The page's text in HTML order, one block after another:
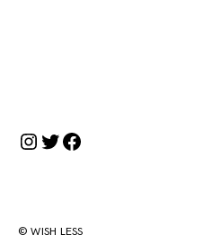
Instagram
Twitter
Facebook
© WISH LESS